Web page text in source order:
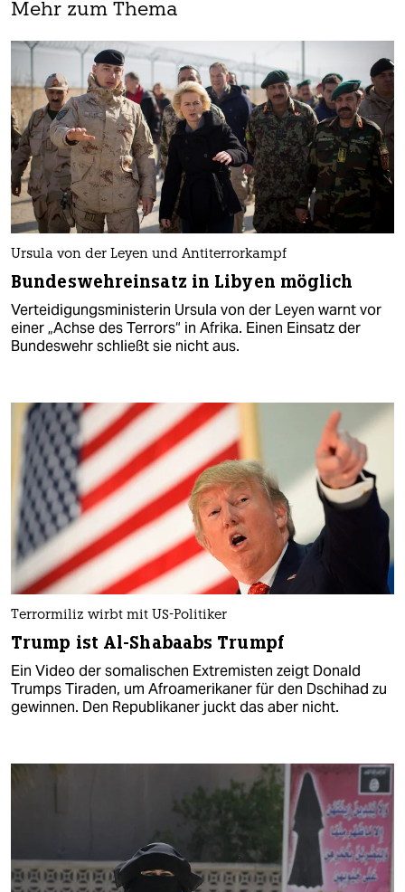
Mehr zum Thema
Ursula von der Leyen und Antiterrorkampf
Bundeswehreinsatz in Libyen möglich
Verteidigungsministerin Ursula von der Leyen warnt vor
einer „Achse des Terrors“ in Afrika. Einen Einsatz der
Bundeswehr schließt sie nicht aus.
Terrormiliz wirbt mit US-Politiker
Trump ist Al-Shabaabs Trumpf
Ein Video der somalischen Extremisten zeigt Donald
Trumps Tiraden, um Afroamerikaner für den Dschihad zu
gewinnen. Den Republikaner juckt das aber nicht.